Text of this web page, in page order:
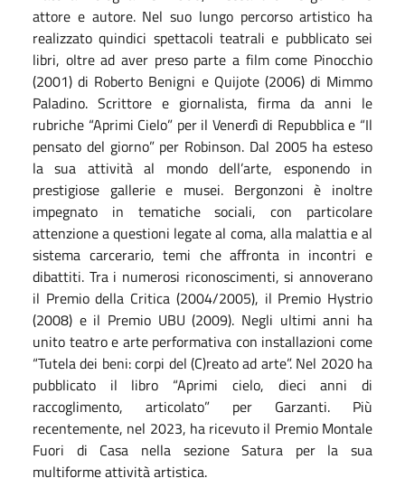
attore e autore. Nel suo lungo percorso artistico ha
realizzato quindici spettacoli teatrali e pubblicato sei
libri, oltre ad aver preso parte a film come Pinocchio
(2001) di Roberto Benigni e Quijote (2006) di Mimmo
Paladino. Scrittore e giornalista, firma da anni le
rubriche “Aprimi Cielo” per il Venerdì di Repubblica e “Il
pensato del giorno” per Robinson. Dal 2005 ha esteso
la sua attività al mondo dell’arte, esponendo in
prestigiose gallerie e musei. Bergonzoni è inoltre
impegnato in tematiche sociali, con particolare
attenzione a questioni legate al coma, alla malattia e al
sistema carcerario, temi che affronta in incontri e
dibattiti. Tra i numerosi riconoscimenti, si annoverano
il Premio della Critica (2004/2005), il Premio Hystrio
(2008) e il Premio UBU (2009). Negli ultimi anni ha
unito teatro e arte performativa con installazioni come
“Tutela dei beni: corpi del (C)reato ad arte”. Nel 2020 ha
pubblicato il libro “Aprimi cielo, dieci anni di
raccoglimento, articolato” per Garzanti. Più
recentemente, nel 2023, ha ricevuto il Premio Montale
Fuori di Casa nella sezione Satura per la sua
multiforme attività artistica.